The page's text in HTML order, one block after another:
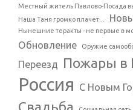
Местный житель Павлово-Посада
Наша Таня громко плачет...
Нынешние теракты - не первые в
Обновление Оружие
Переезд Пожары в
Россия С Новым
Свадьба